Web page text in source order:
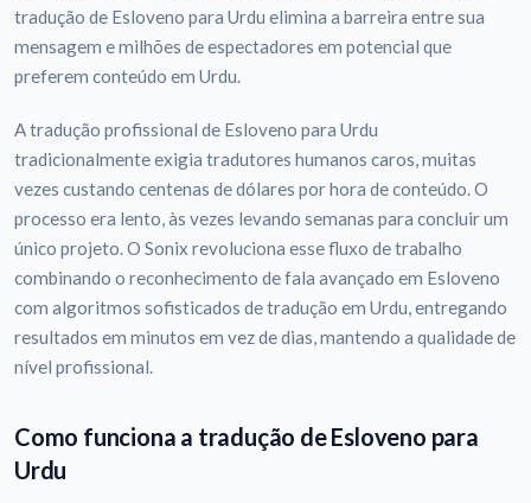
tradução de Esloveno para Urdu elimina a barreira entre sua
mensagem e milhões de espectadores em potencial que
preferem conteúdo em Urdu.
A tradução profissional de Esloveno para Urdu
tradicionalmente exigia tradutores humanos caros, muitas
vezes custando centenas de dólares por hora de conteúdo. O
processo era lento, às vezes levando semanas para concluir um
único projeto. O Sonix revoluciona esse fluxo de trabalho
combinando o reconhecimento de fala avançado em Esloveno
com algoritmos sofisticados de tradução em Urdu, entregando
resultados em minutos em vez de dias, mantendo a qualidade de
nível profissional.
Como funciona a tradução de Esloveno para
Urdu